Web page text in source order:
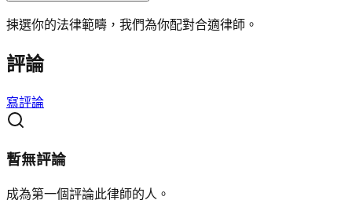
揀選你的法律範疇，我們為你配對合適律師。
評論
寫評論
暫無評論
成為第一個評論此律師的人。